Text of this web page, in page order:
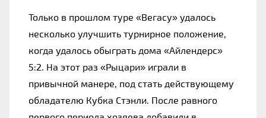
Только в прошлом туре «Вегасу» удалось
несколько улучшить турнирное положение,
когда удалось обыграть дома «Айлендерс»
5:2. На этот раз «Рыцари» играли в
привычной манере, под стать действующему
обладателю Кубка Стэнли. После равного